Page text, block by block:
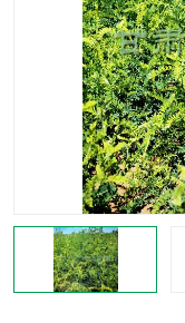
沙棘苗
砂生槐